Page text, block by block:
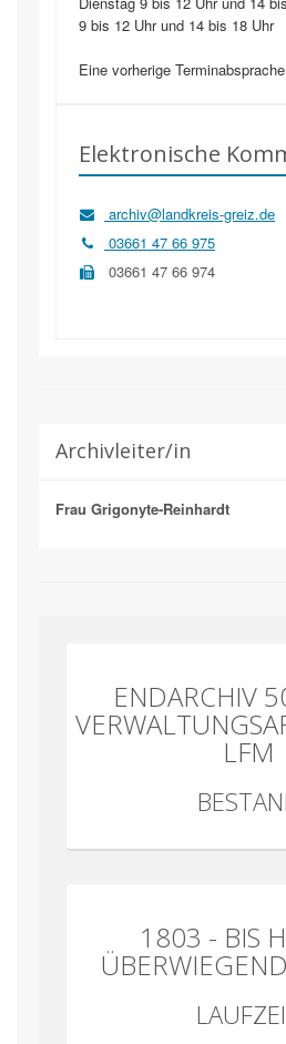
9 bis 12 Uhr und 14 bis 18 Uhr
Eine vorherige
Elektronische
archiv@landkreis-greiz.de
03661 47 66 975
03661 47 66 974
Archivleiter/in
Frau Grigonyte-Reinhardt
ENDARCHIV
LFM
1803 - BIS